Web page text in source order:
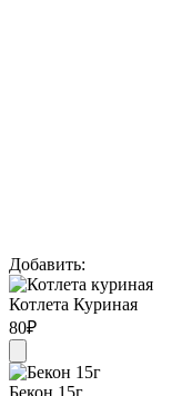
Добавить:
Котлета Куриная
80₽
Бекон 15г